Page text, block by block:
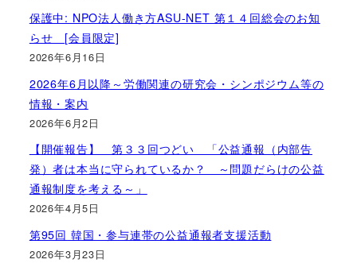
保護中: NPO法人働き方ASU-NET 第１４回総会のお知
らせ [会員限定]
2026年6月16日
2026年6月以降～労働関連の研究会・シンポジウム等の
情報・案内
2026年6月2日
【開催報告】 第３３回つどい 「公益通報（内部告
発）者は本当に守られているか？ ～問題だらけの公益
通報制度を考える～」
2026年4月5日
第95回 韓国・参与連帯の公益通報者支援活動
2026年3月23日